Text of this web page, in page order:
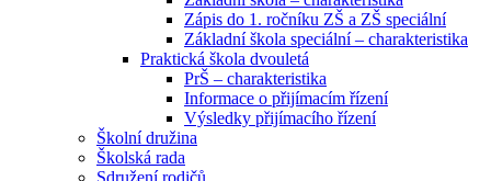
Zápis do 1. ročníku ZŠ a ZŠ speciální
Základní škola speciální – charakteristika
Praktická škola dvouletá
PrŠ – charakteristika
Informace o přijímacím řízení
Výsledky přijímacího řízení
Školní družina
Školská rada
Sdružení rodičů